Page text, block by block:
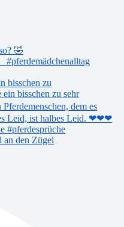
bisschen zu
an den Zügel